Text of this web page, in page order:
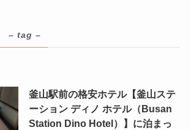
– tag –
釜山駅前の格安ホテル【釜山ステ
ーション ディノ ホテル（Busan
Station Dino Hotel）】に泊まっ